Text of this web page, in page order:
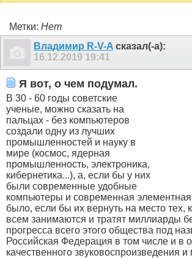
Метки: Нет
Владимир R-V-A сказал(-а):
16.12.2019 19:41
Я вот, о чем подумал.
В 30 - 60 годы советские
ученые, можно сказать на
пальцах - без компьютеров
создали одну из лучших
промышленностей и науку в
мире (космос, ядерная
промышленность, электроника,
кибернетика...), а, если бы у них
были современные удобные
компьютеры и современная элементная
было, если бы их вернуть на место тех,
всем занимаются и тратят миллиарды
прогресса всего этого общества под
Российская Федерация в том числе и в
качественного звуковоспроизведения